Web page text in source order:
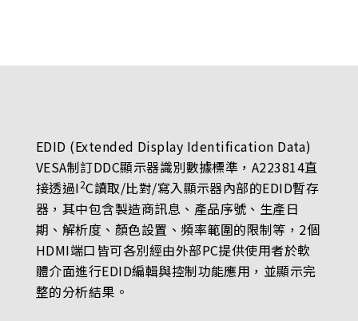
EDID (Extended Display Identification Data)
VESA制訂DDC顯示器識別數據標準，A223814直
接透過I2C讀取/比對/寫入顯示器內部的EDID暫存
器，其中包含製造商訊息、產品序號、生產日
期、解析度、顏色設置、頻率範圍的限制等，2個
HDMI端口皆可各別經由外部PC提供使用者於軟
體介面進行EDID編輯與控制功能應用，並顯示完
整的分析結果。